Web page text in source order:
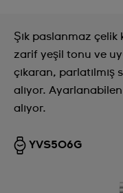
Şık paslanmaz
zarif yeşil tonu ve
çıkaran, parlatılmış
alıyor.
alıyor.
YVS506G